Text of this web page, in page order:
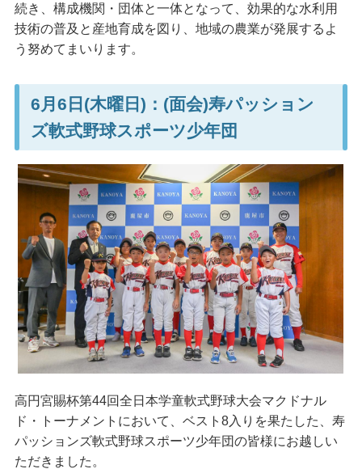
続き、構成機関・団体と一体となって、効果的な水利用
技術の普及と産地育成を図り、地域の農業が発展するよ
う努めてまいります。
6月6日(木曜日)：(面会)寿パッション
ズ軟式野球スポーツ少年団
高円宮賜杯第44回全日本学童軟式野球大会マクドナル
ド・トーナメントにおいて、ベスト8入りを果たした、寿
パッションズ軟式野球スポーツ少年団の皆様にお越しい
ただきました。